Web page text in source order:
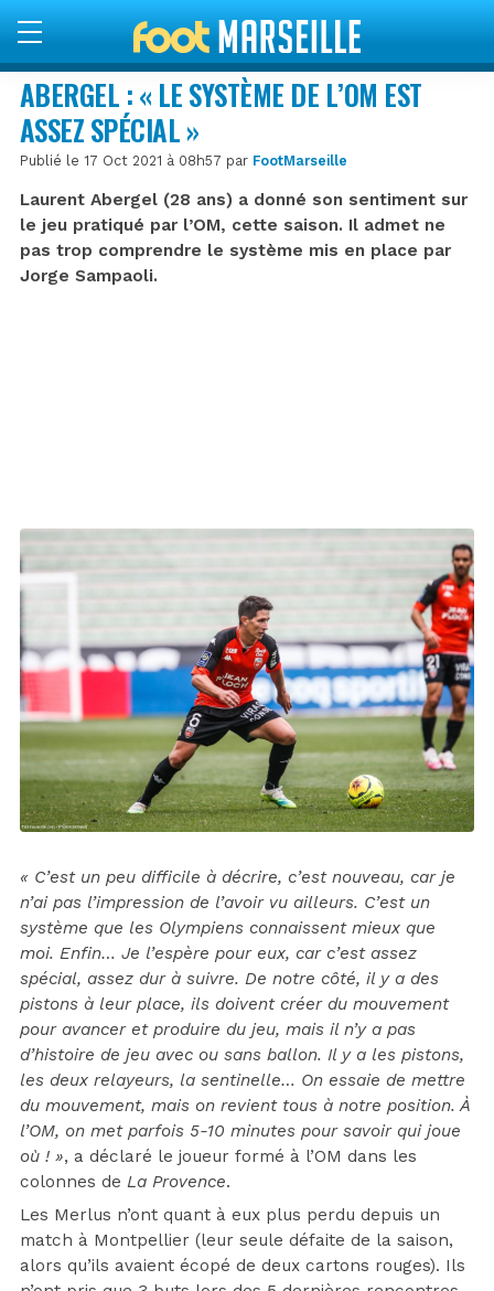
ABERGEL : « LE SYSTÈME DE L’OM EST
ASSEZ SPÉCIAL »
Publié le 17 Oct 2021 à 08h57 par FootMarseille
Laurent Abergel (28 ans) a donné son sentiment sur
le jeu pratiqué par l’OM, cette saison. Il admet ne
pas trop comprendre le système mis en place par
Jorge Sampaoli.
« C’est un peu difficile à décrire, c’est nouveau, car je
n’ai pas l’impression de l’avoir vu ailleurs. C’est un
système que les Olympiens connaissent mieux que
moi. Enfin… Je l’espère pour eux, car c’est assez
spécial, assez dur à suivre. De notre côté, il y a des
pistons à leur place, ils doivent créer du mouvement
pour avancer et produire du jeu, mais il n’y a pas
d’histoire de jeu avec ou sans ballon. Il y a les pistons,
les deux relayeurs, la sentinelle… On essaie de mettre
du mouvement, mais on revient tous à notre position. À
l’OM, on met parfois 5-10 minutes pour savoir qui joue
où ! », a déclaré le joueur formé à l’OM dans les
colonnes de La Provence.
Les Merlus n’ont quant à eux plus perdu depuis un
match à Montpellier (leur seule défaite de la saison,
alors qu’ils avaient écopé de deux cartons rouges). Ils